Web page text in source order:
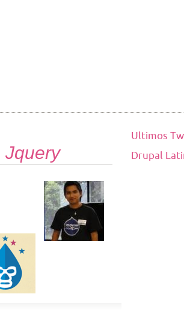
Jquery
Ultimos
Drupal